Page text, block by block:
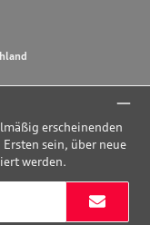
erscheinenden
sein, über neue
werden.